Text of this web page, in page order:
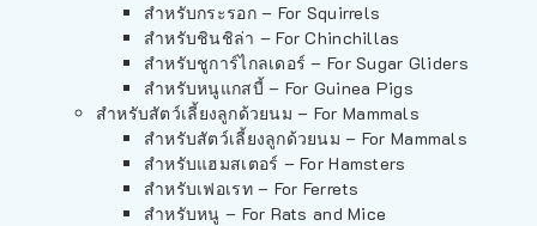
สำหรับกระรอก – For Squirrels
สำหรับชินชิล่า – For Chinchillas
สำหรับชูการ์ไกลเดอร์ – For Sugar Gliders
สำหรับหนูแกสบี้ – For Guinea Pigs
สำหรับสัตว์เลี้ยงลูกด้วยนม – For Mammals
สำหรับสัตว์เลี้ยงลูกด้วยนม – For Mammals
สำหรับแฮมสเตอร์ – For Hamsters
สำหรับเฟอเรท – For Ferrets
สำหรับหนู – For Rats and Mice